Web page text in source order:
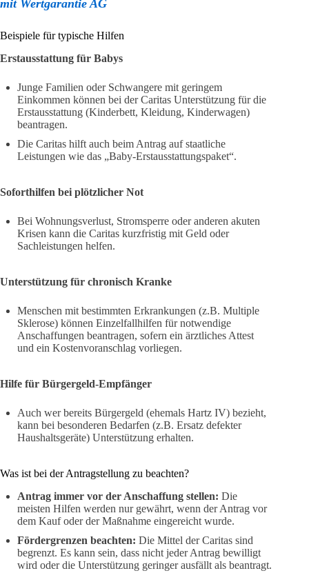
mit Wertgarantie AG
Beispiele für typische Hilfen
Erstausstattung für Babys
Junge Familien oder Schwangere mit geringem
Einkommen können bei der Caritas Unterstützung für die
Erstausstattung (Kinderbett, Kleidung, Kinderwagen)
beantragen.
Die Caritas hilft auch beim Antrag auf staatliche
Leistungen wie das „Baby-Erstausstattungspaket“.
Soforthilfen bei plötzlicher Not
Bei Wohnungsverlust, Stromsperre oder anderen akuten
Krisen kann die Caritas kurzfristig mit Geld oder
Sachleistungen helfen.
Unterstützung für chronisch Kranke
Menschen mit bestimmten Erkrankungen (z.B. Multiple
Sklerose) können Einzelfallhilfen für notwendige
Anschaffungen beantragen, sofern ein ärztliches Attest
und ein Kostenvoranschlag vorliegen.
Hilfe für Bürgergeld-Empfänger
Auch wer bereits Bürgergeld (ehemals Hartz IV) bezieht,
kann bei besonderen Bedarfen (z.B. Ersatz defekter
Haushaltsgeräte) Unterstützung erhalten.
Was ist bei der Antragstellung zu beachten?
Antrag immer vor der Anschaffung stellen: Die
meisten Hilfen werden nur gewährt, wenn der Antrag vor
dem Kauf oder der Maßnahme eingereicht wurde.
Fördergrenzen beachten: Die Mittel der Caritas sind
begrenzt. Es kann sein, dass nicht jeder Antrag bewilligt
wird oder die Unterstützung geringer ausfällt als beantragt.